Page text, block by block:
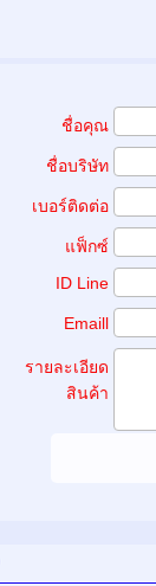
ชื่อคุณ
ชื่อบริษัท
เบอร์ติดต่อ
แฟ็กซ์
ID Line
Emaill
รายละเอียด
สินค้า